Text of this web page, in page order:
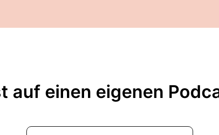
auf einen eigenen